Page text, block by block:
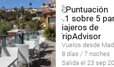
Vuelos desde
8 días / 7 noches
Salida el 23 sep